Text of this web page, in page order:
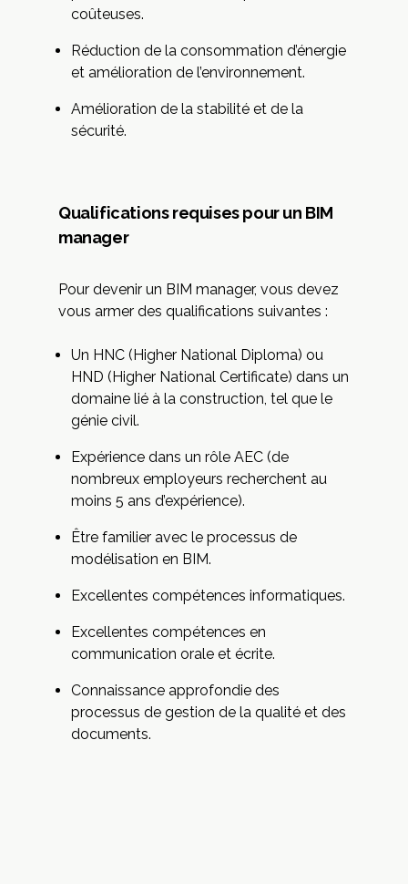
coûteuses.
Réduction de la consommation d’énergie
et amélioration de l’environnement.
Amélioration de la stabilité et de la
sécurité.
Qualifications requises pour un BIM
manager
Pour devenir un BIM manager, vous devez
vous armer des qualifications suivantes :
Un HNC (Higher National Diploma) ou
HND (Higher National Certificate) dans un
domaine lié à la construction, tel que le
génie civil.
Expérience dans un rôle AEC (de
nombreux employeurs recherchent au
moins 5 ans d’expérience).
Être familier avec le processus de
modélisation en BIM.
Excellentes compétences informatiques.
Excellentes compétences en
communication orale et écrite.
Connaissance approfondie des
processus de gestion de la qualité et des
documents.